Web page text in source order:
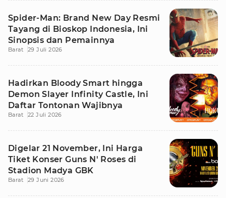
Spider-Man: Brand New Day Resmi
Tayang di Bioskop Indonesia, Ini
Sinopsis dan Pemainnya
Barat 29 Juli 2026
Hadirkan Bloody Smart hingga
Demon Slayer Infinity Castle, Ini
Daftar Tontonan Wajibnya
Barat 22 Juli 2026
Digelar 21 November, Ini Harga
Tiket Konser Guns N' Roses di
Stadion Madya GBK
Barat 29 Juni 2026